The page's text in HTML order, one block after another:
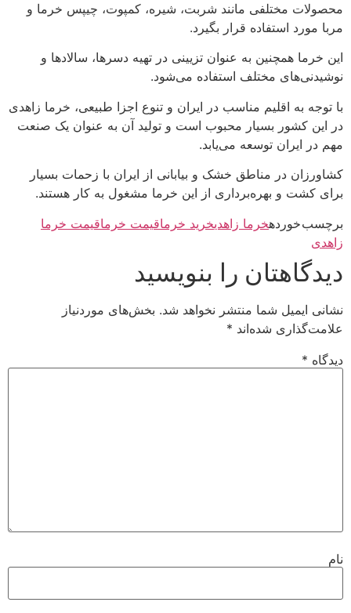
محصولات مختلفی مانند شربت، شیره، کمپوت، چیپس خرما و
مربا مورد استفاده قرار بگیرد.
این خرما همچنین به عنوان تزیینی در تهیه دسرها، سالادها و
نوشیدنی‌های مختلف استفاده می‌شود.
با توجه به اقلیم مناسب در ایران و تنوع اجزا طبیعی، خرما زاهدی
در این کشور بسیار محبوب است و تولید آن به عنوان یک صنعت
مهم در ایران توسعه می‌یابد.
کشاورزان در مناطق خشک و بیابانی از ایران با زحمات بسیار
برای کشت و بهره‌برداری از این خرما مشغول به کار هستند.
برچسب خوردهخرما زاهدیخرید خرماقیمت خرماقیمت خرما
زاهدی
دیدگاهتان را بنویسید
نشانی ایمیل شما منتشر نخواهد شد. بخش‌های موردنیاز
علامت‌گذاری شده‌اند *
دیدگاه *
نام